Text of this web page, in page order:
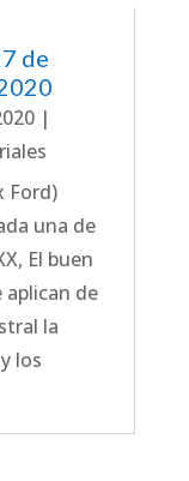
de
|
Ford)
una de
El buen
aplican de
la
los